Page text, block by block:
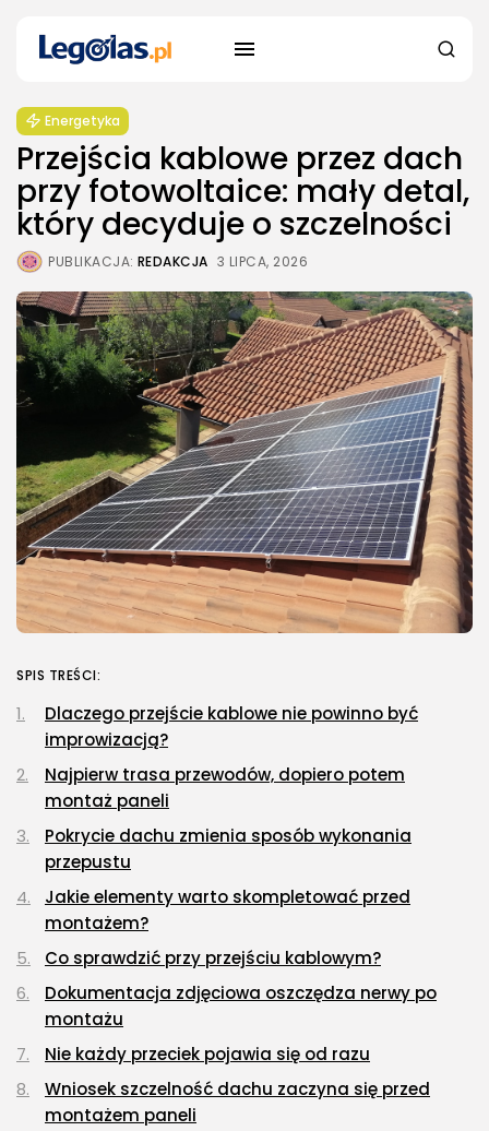
Energetyka
Przejścia kablowe przez dach
przy fotowoltaice: mały detal,
który decyduje o szczelności
PUBLIKACJA: REDAKCJA 3 LIPCA, 2026
SPIS TREŚCI:
Dlaczego przejście kablowe nie powinno być
improwizacją?
Najpierw trasa przewodów, dopiero potem
montaż paneli
Pokrycie dachu zmienia sposób wykonania
przepustu
Jakie elementy warto skompletować przed
montażem?
Co sprawdzić przy przejściu kablowym?
Dokumentacja zdjęciowa oszczędza nerwy po
montażu
Nie każdy przeciek pojawia się od razu
Wniosek szczelność dachu zaczyna się przed
montażem paneli